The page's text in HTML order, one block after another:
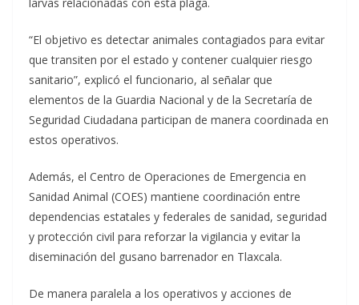
larvas relacionadas con esta plaga.
“El objetivo es detectar animales contagiados para evitar
que transiten por el estado y contener cualquier riesgo
sanitario”, explicó el funcionario, al señalar que
elementos de la Guardia Nacional y de la Secretaría de
Seguridad Ciudadana participan de manera coordinada en
estos operativos.
Además, el Centro de Operaciones de Emergencia en
Sanidad Animal (COES) mantiene coordinación entre
dependencias estatales y federales de sanidad, seguridad
y protección civil para reforzar la vigilancia y evitar la
diseminación del gusano barrenador en Tlaxcala.
De manera paralela a los operativos y acciones de